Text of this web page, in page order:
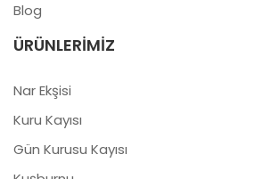
Blog
ÜRÜNLERIMIZ
Nar Ekşisi
Kuru Kayısı
Gün Kurusu Kayısı